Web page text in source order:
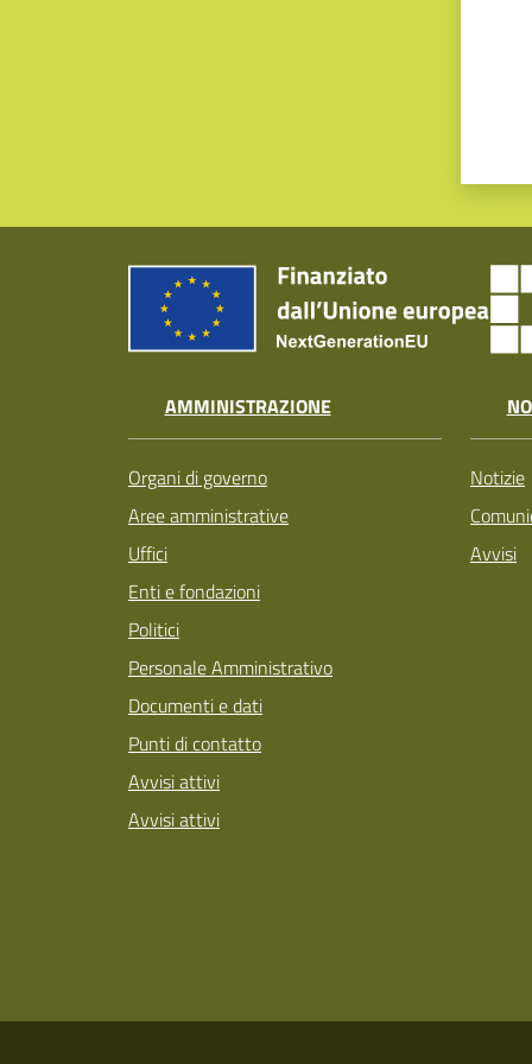
AMMINISTRAZIONE
Organi di governo
Aree amministrative
Uffici
Enti e fondazioni
Politici
Personale Amministrativo
Documenti e dati
Punti di contatto
Avvisi attivi
Avvisi attivi
Notizie
Avvisi